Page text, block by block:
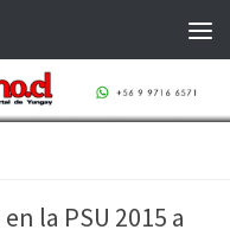
la PSU 2015 a